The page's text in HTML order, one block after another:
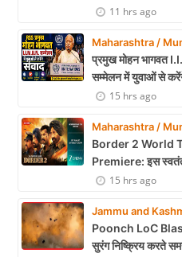
बैलिस्टिक मिसाइल का
11 hrs ago
Maharashtra /
प्रमुख मोहन भागवत
सम्मेलन में युवाओं से करेंगे
निर्माण और नेतृत्व पर
15 hrs ago
Maharashtra /
Border 2 World
Premiere: इस
अगस्त को शाम 7:30
15 hrs ago
Jammu and
Poonch LoC
सुरंग निष्क्रिय करते